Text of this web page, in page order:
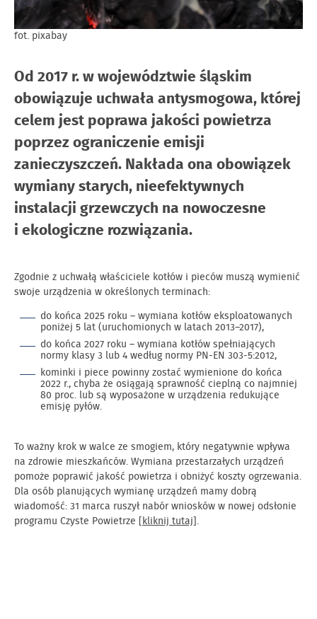
fot. pixabay
Od 2017 r. w województwie śląskim
obowiązuje uchwała antysmogowa, której
celem jest poprawa jakości powietrza
poprzez ograniczenie emisji
zanieczyszczeń. Nakłada ona obowiązek
wymiany starych, nieefektywnych
instalacji grzewczych na nowoczesne
i ekologiczne rozwiązania.
Zgodnie z uchwałą właściciele kotłów i pieców muszą wymienić
swoje urządzenia w określonych terminach:
do końca 2025 roku – wymiana kotłów eksploatowanych
poniżej 5 lat (uruchomionych w latach 2013–2017),
do końca 2027 roku – wymiana kotłów spełniających
normy klasy 3 lub 4 według normy PN-EN 303-5:2012,
kominki i piece powinny zostać wymienione do końca
2022 r., chyba że osiągają sprawność cieplną co najmniej
80 proc. lub są wyposażone w urządzenia redukujące
emisję pyłów.
To ważny krok w walce ze smogiem, który negatywnie wpływa
na zdrowie mieszkańców. Wymiana przestarzałych urządzeń
pomoże poprawić jakość powietrza i obniżyć koszty ogrzewania.
Dla osób planujących wymianę urządzeń mamy dobrą
wiadomość: 31 marca ruszył nabór wniosków w nowej odsłonie
programu Czyste Powietrze [
kliknij tutaj ].